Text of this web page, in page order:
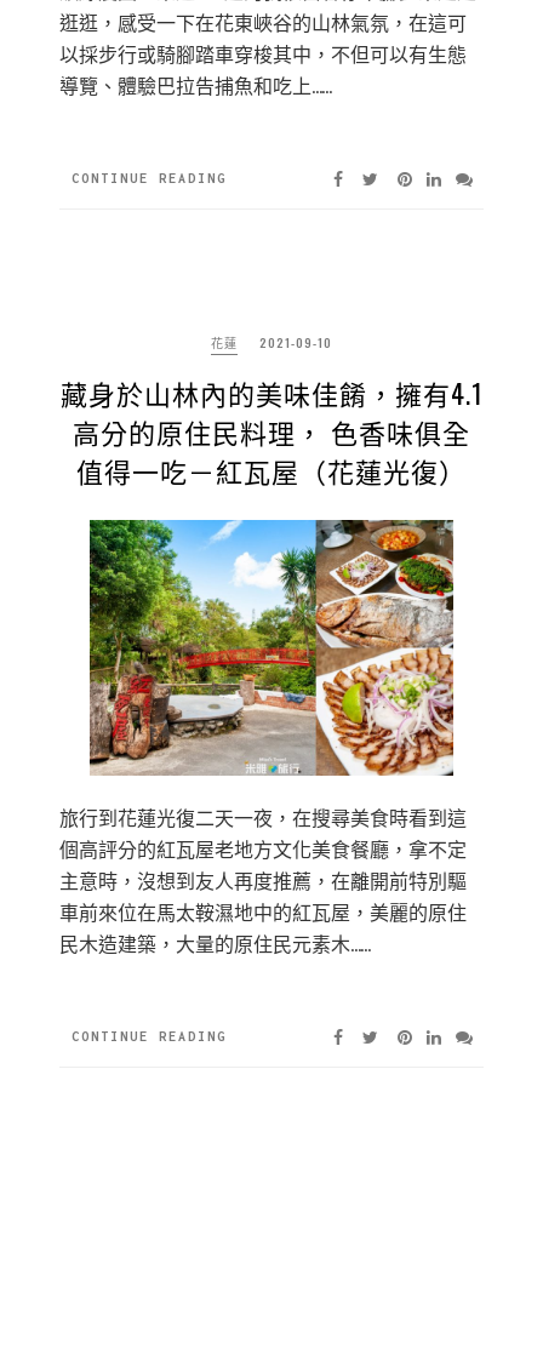
逛逛，感受一下在花東峽谷的山林氣氛，在這可
以採步行或騎腳踏車穿梭其中，不但可以有生態
導覽、體驗巴拉告捕魚和吃上……
CONTINUE READING
花蓮 2021-09-10
藏身於山林內的美味佳餚，擁有4.1
高分的原住民料理， 色香味俱全
值得一吃－紅瓦屋（花蓮光復）
旅行到花蓮光復二天一夜，在搜尋美食時看到這
個高評分的紅瓦屋老地方文化美食餐廳，拿不定
主意時，沒想到友人再度推薦，在離開前特別驅
車前來位在馬太鞍濕地中的紅瓦屋，美麗的原住
民木造建築，大量的原住民元素木……
CONTINUE READING